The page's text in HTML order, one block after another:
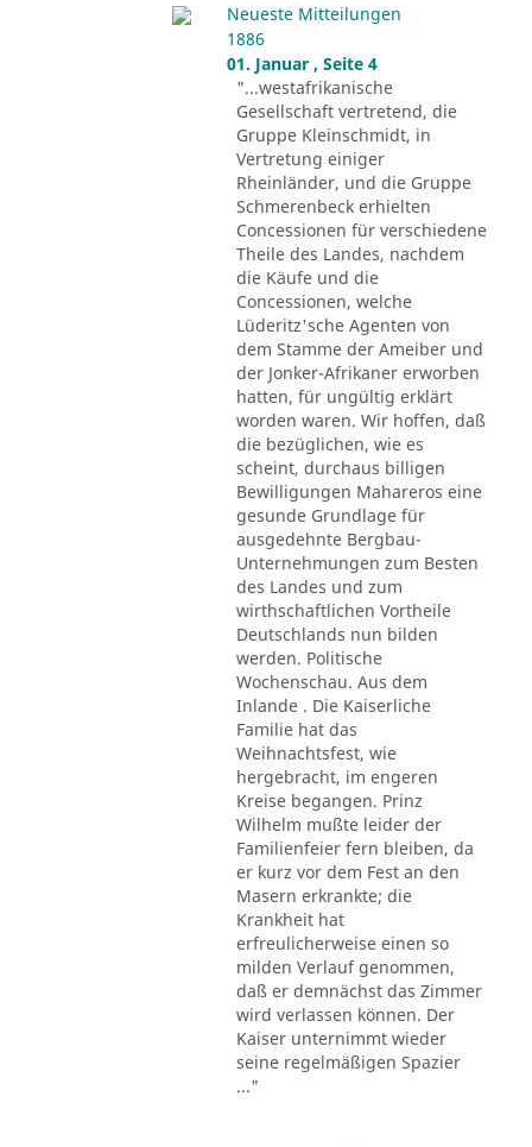
Neueste Mitteilungen
1886
01. Januar , Seite 4
"...westafrikanische
Gesellschaft vertretend, die
Gruppe Kleinschmidt, in
Vertretung einiger
Rheinländer, und die Gruppe
Schmerenbeck erhielten
Concessionen für verschiedene
Theile des Landes, nachdem
die Käufe und die
Concessionen, welche
Lüderitz'sche Agenten von
dem Stamme der Ameiber und
der Jonker-Afrikaner erworben
hatten, für ungültig erklärt
worden waren. Wir hoffen, daß
die bezüglichen, wie es
scheint, durchaus billigen
Bewilligungen Mahareros eine
gesunde Grundlage für
ausgedehnte Bergbau-
Unternehmungen zum Besten
des Landes und zum
wirthschaftlichen Vortheile
Deutschlands nun bilden
werden. Politische
Wochenschau. Aus dem
Inlande . Die Kaiserliche
Familie hat das
Weihnachtsfest, wie
hergebracht, im engeren
Kreise begangen. Prinz
Wilhelm mußte leider der
Familienfeier fern bleiben, da
er kurz vor dem Fest an den
Masern erkrankte; die
Krankheit hat
erfreulicherweise einen so
milden Verlauf genommen,
daß er demnächst das Zimmer
wird verlassen können. Der
Kaiser unternimmt wieder
seine regelmäßigen Spazier
..."